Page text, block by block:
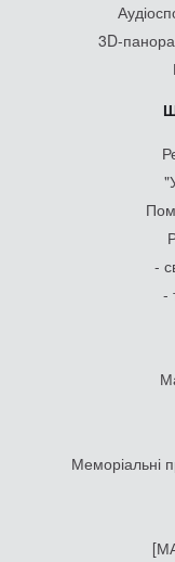
3D-
-
-
Меморіальні